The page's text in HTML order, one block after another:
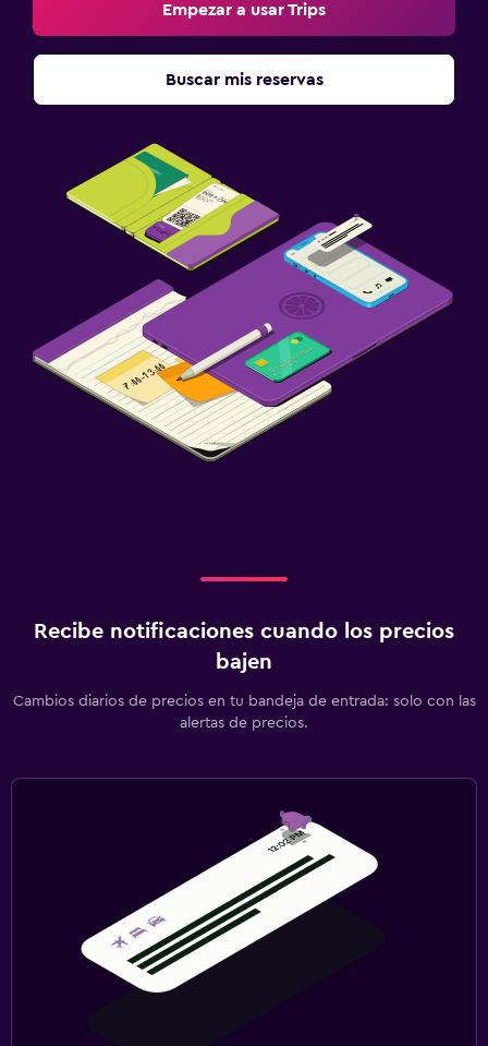
Empezar a usar Trips
Buscar mis reservas
Recibe notificaciones cuando los precios
bajen
Cambios diarios de precios en tu bandeja de entrada: solo con las
alertas de precios.